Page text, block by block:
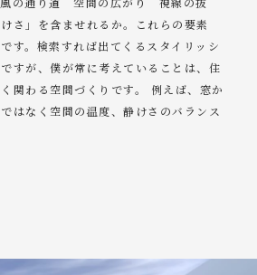
さ」を含ませれるか。これらの要素
す。検索すれば出てくるスタイリッシ
すが、僕が常に考えていることは、住
関わる空間づくりです。 例えば、窓か
はなく空間の温度、静けさのバランス